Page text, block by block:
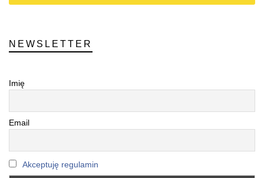
NEWSLETTER
Imię
Email
Akceptuję regulamin